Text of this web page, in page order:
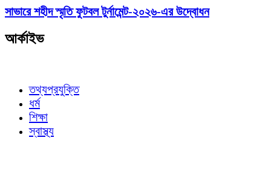
সাভারে শহীদ স্মৃতি ফুটবল টুর্নামেন্ট-২০২৬-এর উদ্বোধন
আর্কাইভ
তথ্যপ্রযুক্তি
ধর্ম
শিক্ষা
স্বাস্থ্য